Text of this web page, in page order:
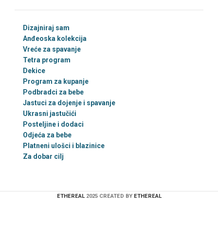
Dizajniraj sam
Anđeoska kolekcija
Vreće za spavanje
Tetra program
Dekice
Program za kupanje
Podbradci za bebe
Jastuci za dojenje i spavanje
Ukrasni jastučići
Posteljine i dodaci
Odjeća za bebe
Platneni ulošci i blazinice
Za dobar cilj
ETHEREAL 2025 CREATED BY ETHEREAL